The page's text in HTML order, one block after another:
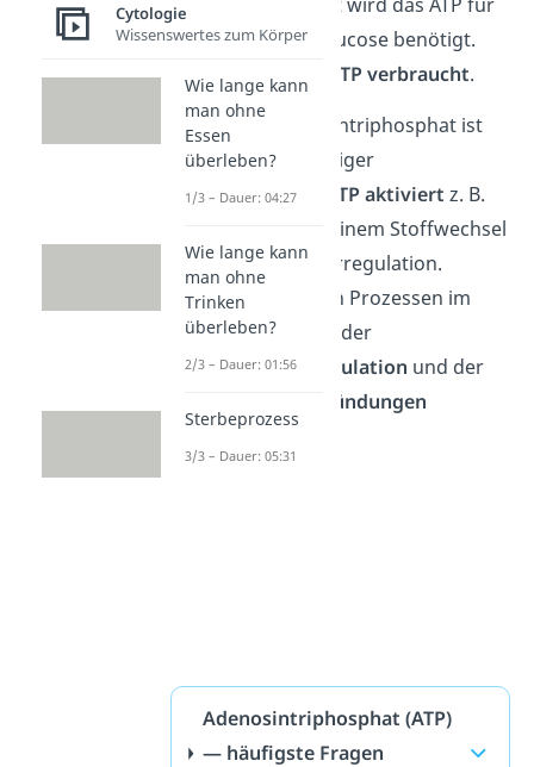
den Aufbau der Glucose benötigt.
Dabei werden 18
ATP verbraucht.
Übrigens:Adenosintriphosphat ist
nicht nur ein wichtiger
Energielieferant.
ATP aktiviert z. B.
in deinem Stoffwechsel
und der Blutzuckerregulation.
Außerdem ist es an Prozessen im
Nervensystem wie der
Durchblutungsregulation und der
Reaktion auf Entzündungen
beteiligt.
Adenosintriphosphat (ATP)
— häufigste Fragen
Cytologie
Wissenswertes zum Körper
Wie lange kann
man ohne
Essen
überleben?
1/3 – Dauer: 04:27
Wie lange kann
man ohne
Trinken
überleben?
2/3 – Dauer: 01:56
Sterbeprozess
3/3 – Dauer: 05:31